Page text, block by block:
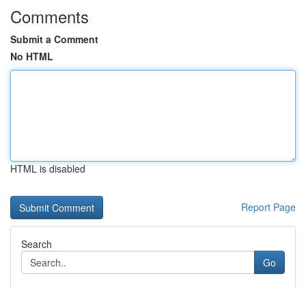
Comments
Submit a Comment
No HTML
HTML is disabled
Report Page
Search
Go